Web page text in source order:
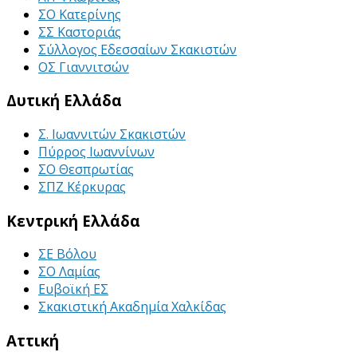
ΣΟ Κατερίνης
ΣΣ Καστοριάς
Σύλλογος Εδεσσαίων Σκακιστών
ΟΣ Γιαννιτσών
Δυτική Ελλάδα
Σ. Ιωαννιτών Σκακιστών
Πύρρος Ιωαννίνων
ΣΟ Θεσπρωτίας
ΣΠΖ Κέρκυρας
Κεντρική Ελλάδα
ΣΕ Βόλου
ΣΟ Λαμίας
Ευβοϊκή ΕΣ
Σκακιστική Ακαδημία Χαλκίδας
Αττική